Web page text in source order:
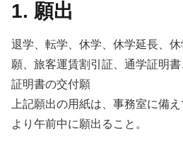
1. 願出
退学、転学、休学、休学延長、
願、旅客運賃割引証、通学証明
証明書の交付願
上記願出の用紙は、事務室に備
より午前中に願出ること。